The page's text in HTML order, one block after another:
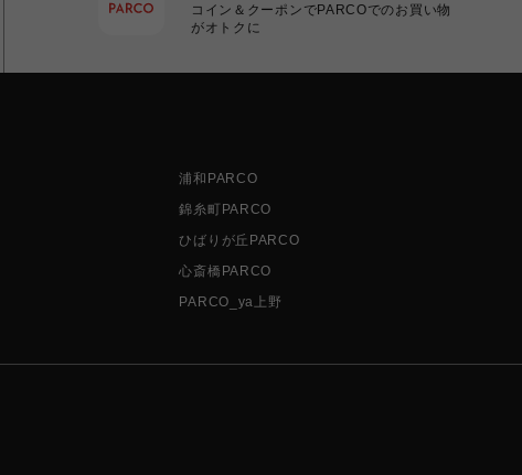
コイン＆クーポンでPARCOでのお買い物
がオトクに
浦和PARCO
錦糸町PARCO
ひばりが丘PARCO
心斎橋PARCO
PARCO_ya上野